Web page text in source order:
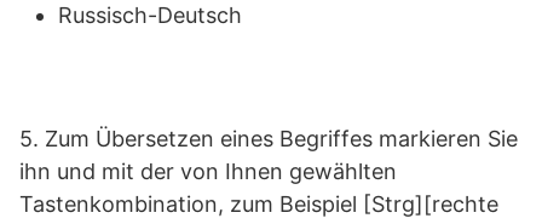
Russisch-Deutsch
5. Zum Übersetzen eines Begriffes markieren Sie
ihn und mit der von Ihnen gewählten
Tastenkombination, zum Beispiel [Strg][rechte